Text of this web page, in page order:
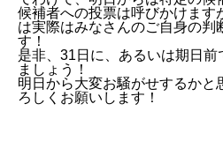
候補者への投票は呼びかけます
は実際はみなさんのご自身の判
す！
是非、31日に、あるいは期日前
ましょう！
明日から大変お騒がせするかと
ろしくお願いします！